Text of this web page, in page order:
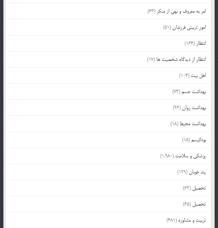
امر به معروف و نهی از منکر (63)
امور تربیتی فرزندان(51)
انتظار (164)
انتظار از دیدگاه شخصیت ها (17)
اهل بیت (104)
بهداشت جسم(73)
بهداشت روان(26)
بهداشت محیط (18)
بودائیسم(15)
پزشکی و سلامت (1,980)
پند خوبان(129)
تحصیل (62)
تحصیل (65)
تربیت و مشاوره (481)